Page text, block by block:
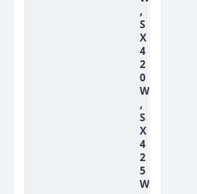
,
S
X
4
2
0
W
,
S
X
4
2
5
W